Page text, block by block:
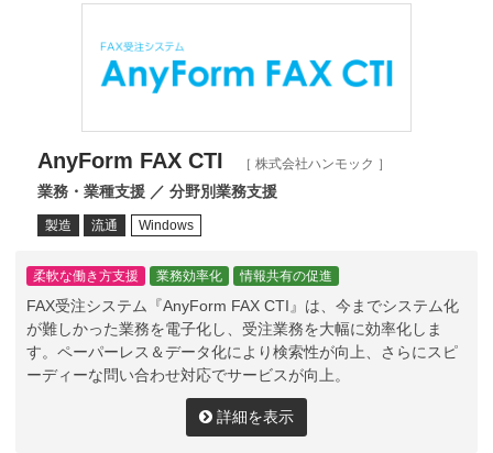
AnyForm FAX CTI ［ 株式会社ハンモック ］
業務・業種支援 ／ 分野別業務支援
製造 流通 Windows
柔軟な働き方支援 業務効率化 情報共有の促進
FAX受注システム『AnyForm FAX CTI』は、今までシステム化
が難しかった業務を電子化し、受注業務を大幅に効率化しま
す。ペーパーレス＆データ化により検索性が向上、さらにスピ
ーディーな問い合わせ対応でサービスが向上。
詳細を表示